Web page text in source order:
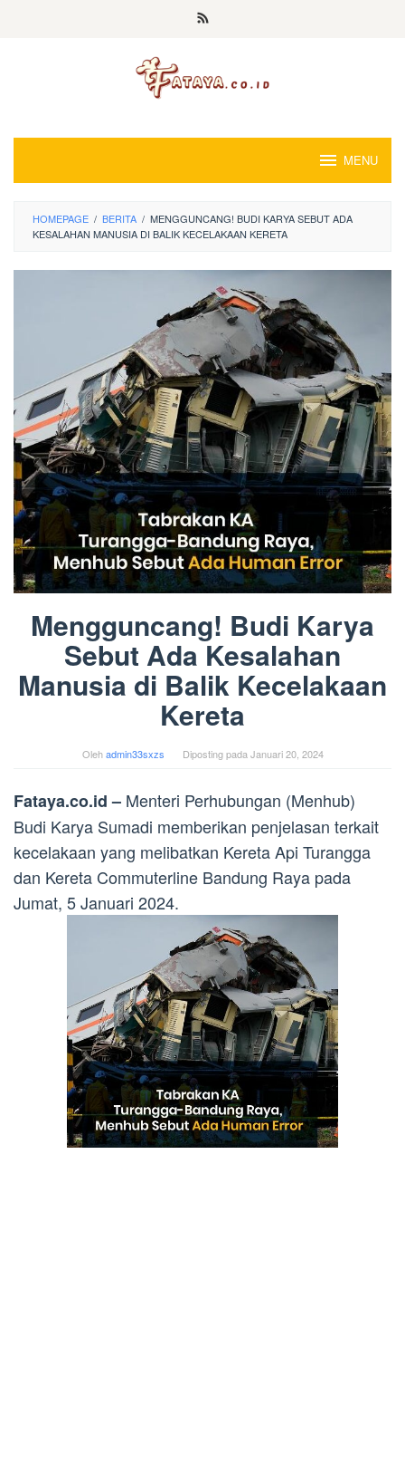
MENU
HOMEPAGE / BERITA / MENGGUNCANG! BUDI KARYA SEBUT ADA
KESALAHAN MANUSIA DI BALIK KECELAKAAN KERETA
Mengguncang! Budi Karya
Sebut Ada Kesalahan
Manusia di Balik Kecelakaan
Kereta
Olehadmin33sxzs Diposting padaJanuari 20, 2024
Fataya.co.id – Menteri Perhubungan (Menhub)
Budi Karya Sumadi memberikan penjelasan terkait
kecelakaan yang melibatkan Kereta Api Turangga
dan Kereta Commuterline Bandung Raya pada
Jumat, 5 Januari 2024.